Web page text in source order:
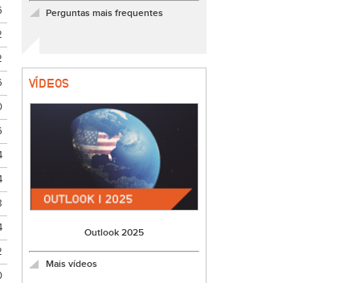
Perguntas mais frequentes
VÍDEOS
Outlook 2025
Mais vídeos